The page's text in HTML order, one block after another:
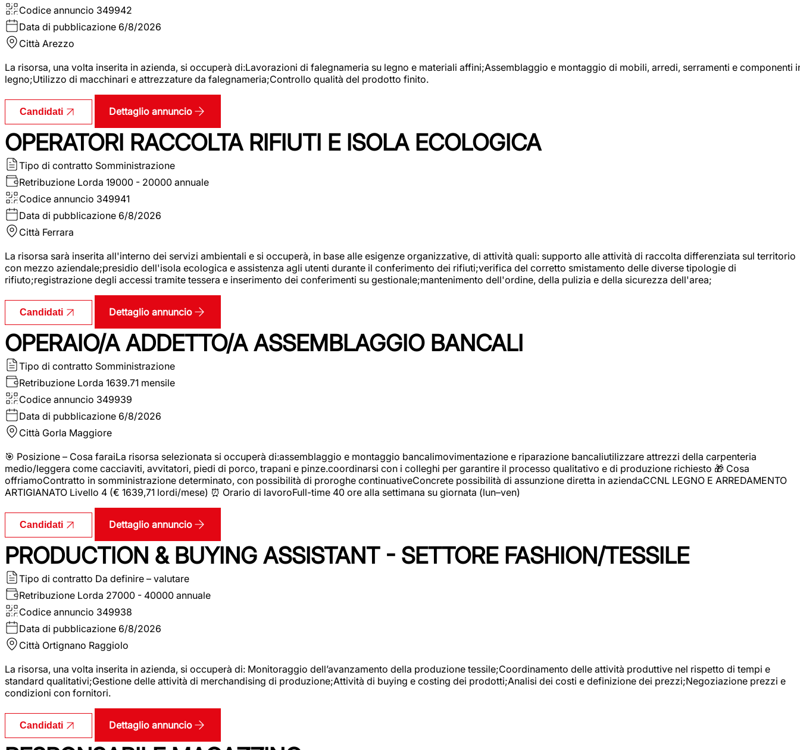
Codice annuncio 349942
Data di pubblicazione 6/8/2026
Città Arezzo
La risorsa, una volta inserita in azienda, si occuperà di:Lavorazioni di falegnameria su legno e materiali affini;Assemblaggio e montaggio di mobili, arredi, serramenti e componenti
legno;Utilizzo di macchinari e attrezzature da falegnameria;Controllo qualità del prodotto finito.
Candidati Dettaglio annuncio
OPERATORI RACCOLTA RIFIUTI E ISOLA ECOLOGICA
Tipo di contratto Somministrazione
Retribuzione Lorda 19000 - 20000 annuale
Codice annuncio 349941
Data di pubblicazione 6/8/2026
Città Ferrara
La risorsa sarà inserita all'interno dei servizi ambientali e si occuperà, in base alle esigenze organizzative, di attività quali: supporto alle attività di raccolta differenziata sul territorio
con mezzo aziendale;presidio dell'isola ecologica e assistenza agli utenti durante il conferimento dei rifiuti;verifica del corretto smistamento delle diverse tipologie di
rifiuto;registrazione degli accessi tramite tessera e inserimento dei conferimenti su gestionale;mantenimento dell'ordine, della pulizia e della sicurezza dell'area;
Candidati Dettaglio annuncio
OPERAIO/A ADDETTO/A ASSEMBLAGGIO BANCALI
Tipo di contratto Somministrazione
Retribuzione Lorda 1639.71 mensile
Codice annuncio 349939
Data di pubblicazione 6/8/2026
Città Gorla Maggiore
🎯 Posizione – Cosa faraiLa risorsa selezionata si occuperà di:assemblaggio e montaggio bancalimovimentazione e riparazione bancaliutilizzare attrezzi della carpenteria
medio/leggera come cacciaviti, avvitatori, piedi di porco, trapani e pinze.coordinarsi con i colleghi per garantire il processo qualitativo e di produzione richiesto 🎁 Cosa
offriamoContratto in somministrazione determinato, con possibilità di proroghe continuativeConcrete possibilità di assunzione diretta in aziendaCCNL LEGNO E ARREDAMENTO
ARTIGIANATO Livello 4 (€ 1639,71 lordi/mese) ⏰ Orario di lavoroFull-time 40 ore alla settimana su giornata (lun–ven)
Candidati Dettaglio annuncio
PRODUCTION & BUYING ASSISTANT - SETTORE FASHION/TESSILE
Tipo di contratto Da definire – valutare
Retribuzione Lorda 27000 - 40000 annuale
Codice annuncio 349938
Data di pubblicazione 6/8/2026
Città Ortignano Raggiolo
La risorsa, una volta inserita in azienda, si occuperà di: Monitoraggio dell’avanzamento della produzione tessile;Coordinamento delle attività produttive nel rispetto di tempi e
standard qualitativi;Gestione delle attività di merchandising di produzione;Attività di buying e costing dei prodotti;Analisi dei costi e definizione dei prezzi;Negoziazione prezzi e
condizioni con fornitori.
Candidati Dettaglio annuncio